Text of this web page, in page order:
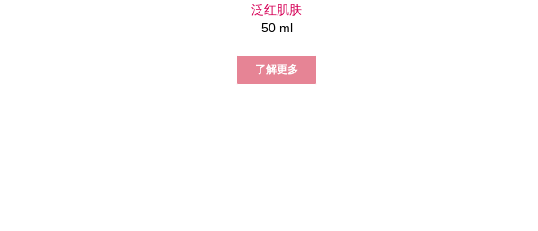
泛红肌肤
50 ml
了解更多